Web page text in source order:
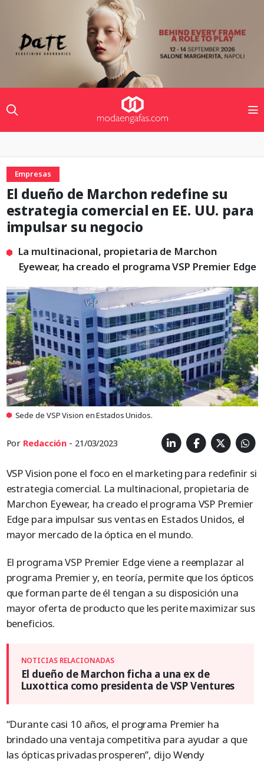
Empresas
El dueño de Marchon redefine su
estrategia comercial en EE. UU. para
impulsar su negocio
La multinacional, propietaria de Marchon
Eyewear, ha creado el programa VSP Premier Edge
Sede de VSP Vision en Estados Unidos.
Por Redacción - 21/03/2023
VSP Vision pone el foco en el marketing para redefinir si
estrategia comercial. La multinacional, propietaria de
Marchon Eyewear, ha creado el programa VSP Premier
Edge para impulsar sus ventas en Estados Unidos, el
mayor mercado de la óptica en el mundo.
El programa VSP Premier Edge viene a reemplazar al
programa Premier y, en teoría, permite que los ópticos
que forman parte de él tengan a su disposición una
mayor oferta de producto que les perite maximizar sus
beneficios.
El dueño de Marchon ficha a una ex de
Luxottica como presidenta de VSP Ventures
“Durante casi 10 años, el programa Premier ha
brindado una ventaja competitiva para ayudar a que
las ópticas privadas prosperen”, dijo Wendy